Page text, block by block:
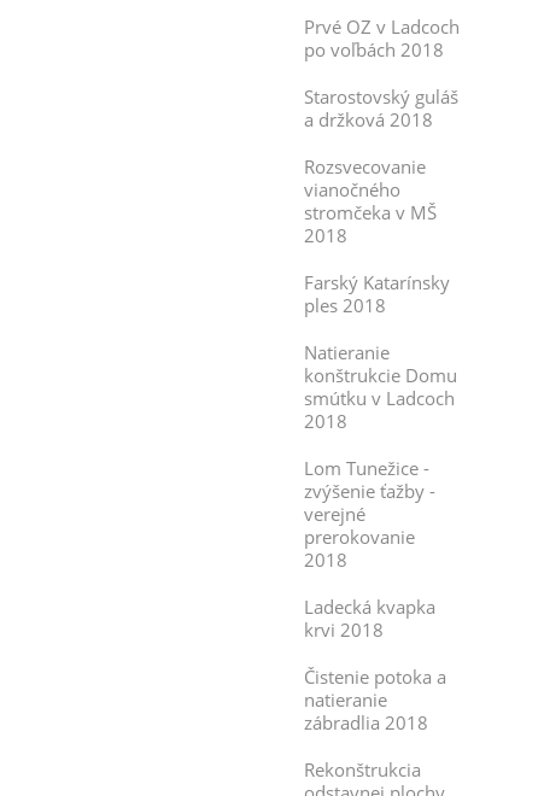
Prvé OZ v Ladcoch
po voľbách 2018
Starostovský guláš
a držková 2018
Rozsvecovanie
vianočného
stromčeka v MŠ
2018
Farský Katarínsky
ples 2018
Natieranie
konštrukcie Domu
smútku v Ladcoch
2018
Lom Tunežice -
zvýšenie ťažby -
verejné
prerokovanie
2018
Ladecká kvapka
krvi 2018
Čistenie potoka a
natieranie
zábradlia 2018
Rekonštrukcia